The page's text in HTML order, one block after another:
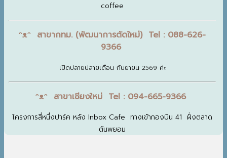
coffee
ᵔᴥᵔ สาขากทม. (พัฒนาการตัดใหม่) Tel : 088-626-
9366
เปิดปลายปลายเดือน กันยายน 2569 ค่ะ
ᵔᴥᵔ สาขาเชียงใหม่ Tel : 094-665-9366
โครงการสี่หนึ่งปาร์ค หลัง Inbox Cafe ทางเข้ากองบิน 41 ฝั่งตลาด
ต้นพยอม